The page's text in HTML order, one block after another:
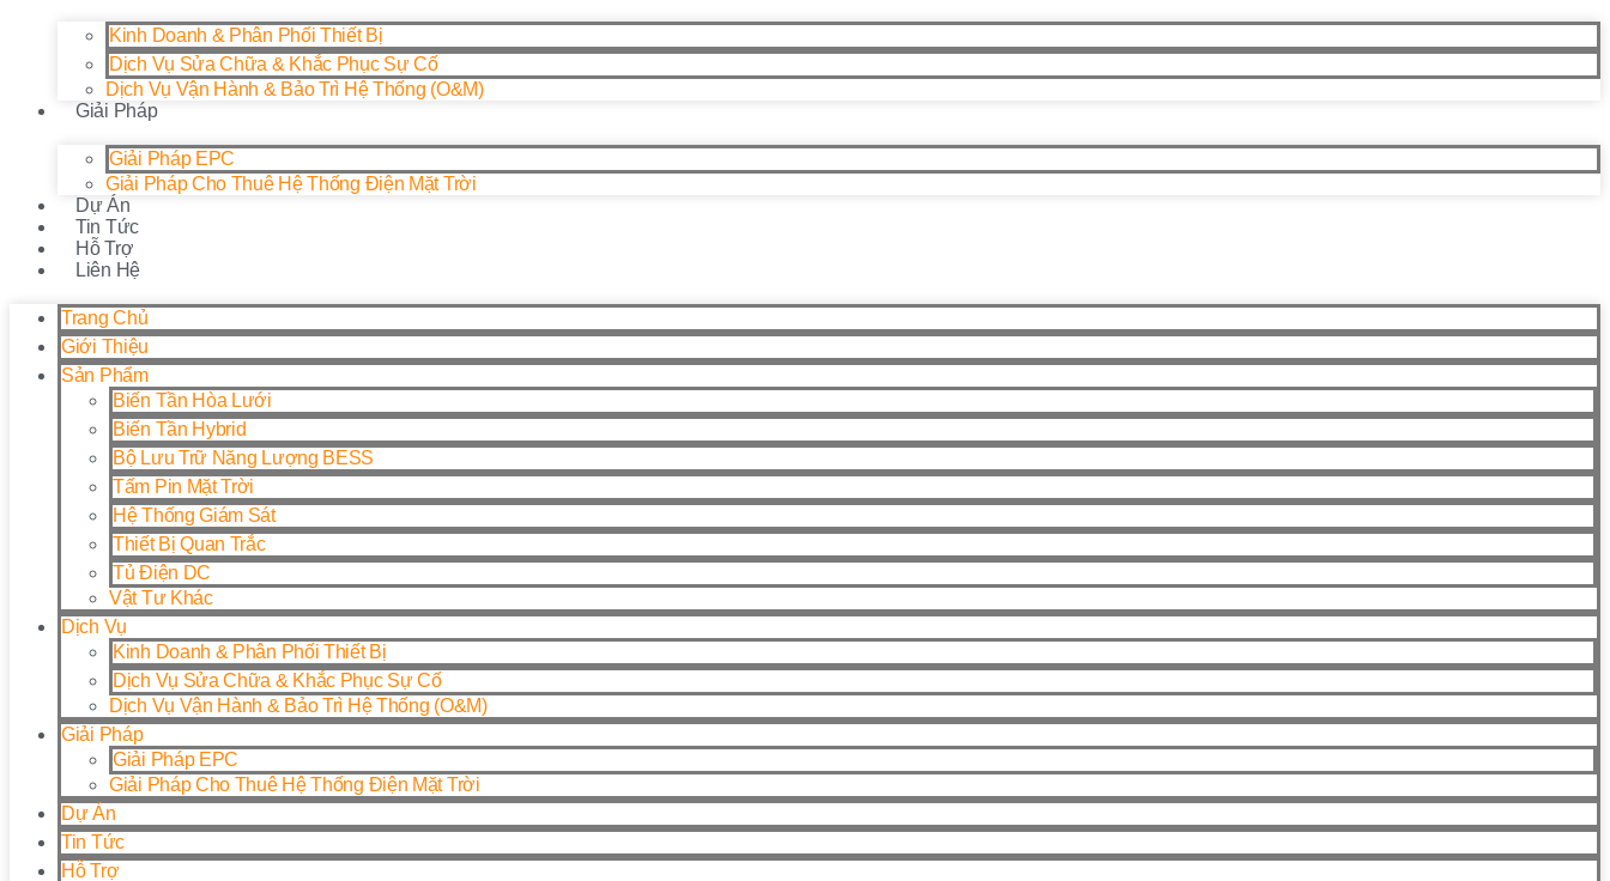
Kinh Doanh & Phân Phối Thiết Bị
Dịch Vụ Sửa Chữa & Khắc Phục Sự Cố
Dịch Vụ Vận Hành & Bảo Trì Hệ Thống (O&M)
Giải Pháp
Giải Pháp EPC
Giải Pháp Cho Thuê Hệ Thống Điện Mặt Trời
Dự Án
Tin Tức
Hỗ Trợ
Liên Hệ
Trang Chủ
Giới Thiệu
Sản Phẩm
Biến Tần Hòa Lưới
Biến Tần Hybrid
Bộ Lưu Trữ Năng Lượng BESS
Tấm Pin Mặt Trời
Hệ Thống Giám Sát
Thiết Bị Quan Trắc
Tủ Điện DC
Vật Tư Khác
Dịch Vụ
Kinh Doanh & Phân Phối Thiết Bị
Dịch Vụ Sửa Chữa & Khắc Phục Sự Cố
Dịch Vụ Vận Hành & Bảo Trì Hệ Thống (O&M)
Giải Pháp
Giải Pháp EPC
Giải Pháp Cho Thuê Hệ Thống Điện Mặt Trời
Dự Án
Tin Tức
Hỗ Trợ